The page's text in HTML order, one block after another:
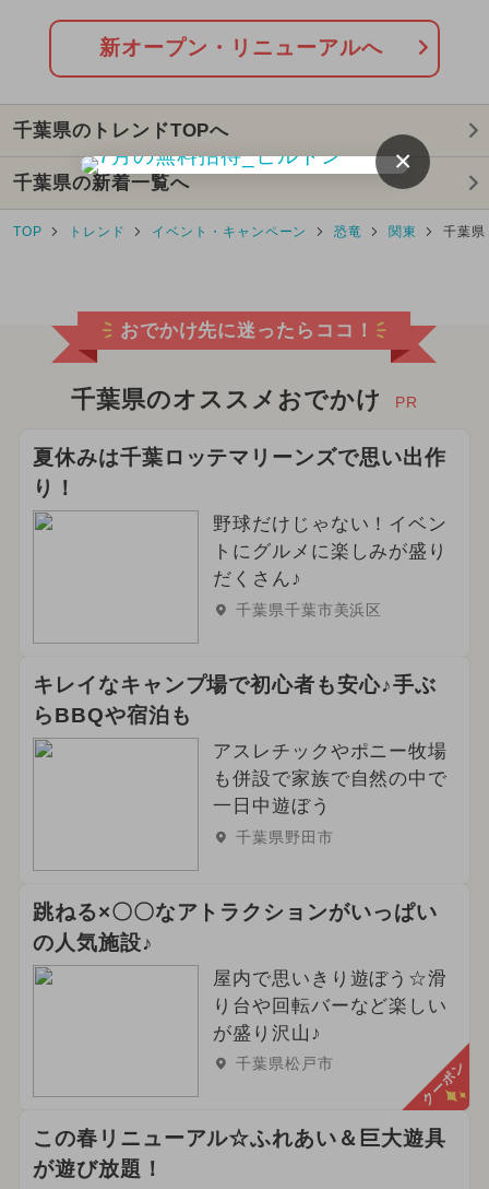
2026年7月のイベント
2025年8月のイベント ディズニー
2025年9月のイベント
2026年3月のイベント クリスマス
2026年5月のイベント
2024年4月のイベント
2024年9月のイベント
2024年12月のイベント
2024年3月のイベント
2024年11月のイベント
2025年4月のイベント
2024年8月のイベント
2025年1月のイベント
2026年4月のイベント
2024年10月のイベント
2025年2月のイベント
2025年5月のイベント ハロウィン
夏休み（日帰り）
新オープン・リニューアルへ
千葉県のトレンドTOPへ
千葉県の新着一覧へ
TOP トレンド イベント・キャンペーン 恐竜 関東 千葉県
おでかけ先に迷ったらココ！
千葉県のオススメおでかけ PR
夏休みは千葉ロッテマリーンズで思い出作
り！
野球だけじゃない！イベン
トにグルメに楽しみが盛り
だくさん♪
千葉県千葉市美浜区
キレイなキャンプ場で初心者も安心♪手ぶ
らBBQや宿泊も
アスレチックやポニー牧場
も併設で家族で自然の中で
一日中遊ぼう
千葉県野田市
跳ねる×〇〇なアトラクションがいっぱい
の人気施設♪
屋内で思いきり遊ぼう☆滑
り台や回転バーなど楽しい
が盛り沢山♪
千葉県松戸市 クーポン
この春リニューアル☆ふれあい＆巨大遊具
が遊び放題！
×